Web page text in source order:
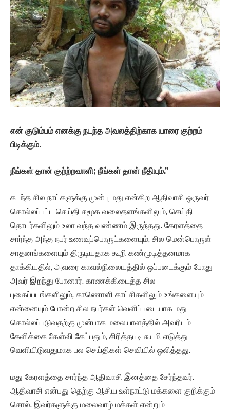
என் குடும்பம் எனக்கு நடந்த அவலத்திற்காக யாரை குற்றம்
பிடிக்கும்.
நீங்கள் தான் குற்ற்றவாளி; நீங்கள் தான் நீதியும்.”
கடந்த சில நாட்களுக்கு முன்பு மது என்கிற ஆதிவாசி ஒருவர்
கொல்லப்பட்ட செய்தி சமூக வலைதளங்களிலும், செய்தி
தொடர்களிலும் உலா வந்த வண்ணம் இருந்தது. கேரளத்தை
சார்ந்த அந்த நபர் உணவுப்பொருட்களையும், சில மென்பொருள்
சாதனங்களையும் திருடியதாக கூறி கண்மூடித்தனமாக
தாக்கியதில், அவரை காவல்நிலையத்தில் ஒப்படைக்கும் போது
அவர் இறந்து போனார். காணக்கிடைத்த சில
புகைப்படங்களிலும், காணொளி காட்சிகளிலும் உங்களையும்
என்னையும் போன்ற சில நபர்கள் வெளிப்படையாக மது
கொல்லப்படுவதற்கு முன்பாக மலையாளத்தில் அவரிடம்
கேளிக்கை கேள்வி கேட்பதும், சிரித்தபடி சுயமி எடுத்து
வெளியிடுவதுமாக பல செய்திகள் செவியில் ஒலித்தது.
மது கேரளத்தை சார்ந்த ஆதிவாசி இனத்தை சேர்ந்தவர்.
ஆதிவாசி என்பது தெற்கு ஆசிய உள்நாட்டு மக்களை குறிக்கும்
சொல். இவர்களுக்கு மலைவாழ் மக்கள் என்றும்